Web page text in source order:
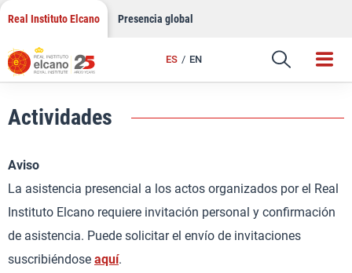
Saltar
contenido
Real Instituto Elcano Presencia global
ES EN
Actividades
Aviso
La asistencia presencial a los actos organizados por el Real
Instituto Elcano requiere invitación personal y confirmación
de asistencia. Puede solicitar el envío de invitaciones
suscribiéndose aquí.